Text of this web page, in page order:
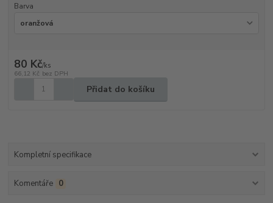
Barva
80 Kč/ks
66,12 Kč bez DPH
Přidat do košíku
Kompletní specifikace
Komentáře 0